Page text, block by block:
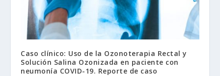
Caso clínico: Uso de la Ozonoterapia Rectal y
Solución Salina Ozonizada en paciente con
neumonía COVID-19. Reporte de caso